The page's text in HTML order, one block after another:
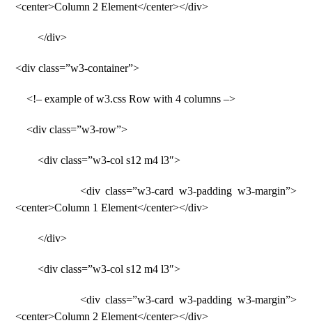
<center>Column 2 Element</center></div>
</div>
<div class=”w3-container”>
<!– example of w3.css Row with 4 columns –>
<div class=”w3-row”>
<div class=”w3-col s12 m4 l3″>
<div class=”w3-card w3-padding w3-margin”>
<center>Column 1 Element</center></div>
</div>
<div class=”w3-col s12 m4 l3″>
<div class=”w3-card w3-padding w3-margin”>
<center>Column 2 Element</center></div>